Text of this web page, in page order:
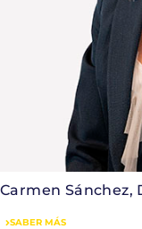
Carmen Sánchez,
SABER MÁS